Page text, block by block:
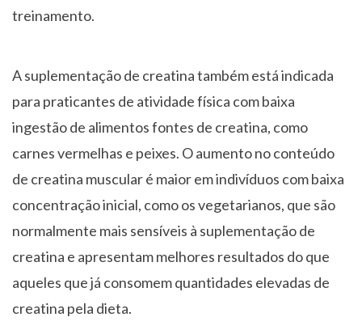
treinamento.
A suplementação de creatina também está indicada
para praticantes de atividade física com baixa
ingestão de alimentos fontes de creatina, como
carnes vermelhas e peixes. O aumento no conteúdo
de creatina muscular é maior em indivíduos com baixa
concentração inicial, como os vegetarianos, que são
normalmente mais sensíveis à suplementação de
creatina e apresentam melhores resultados do que
aqueles que já consomem quantidades elevadas de
creatina pela dieta.